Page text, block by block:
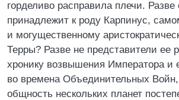
горделиво расправила плечи. Разве
принадлежит к роду Карпинус,
и могущественному
Терры? Разве не представители ее
хронику возвышения Императора и
во времена Объединительных
общность нескольких планет